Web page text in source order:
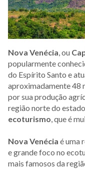
Nova Venécia, ou
popularmente
do Espírito Santo e
aproximadamente 48
por sua produção
região norte do
ecoturismo, que é
Nova Venécia é uma
e grande foco no
mais famosos da